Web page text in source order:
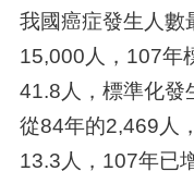
我國癌症發生人數
15,000 人， 107年
41.8 人，標準化發
從84年的2,469 人
13.3 人， 107年已